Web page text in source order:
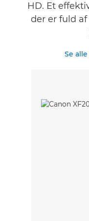
HD. Et
der er fuld
Se